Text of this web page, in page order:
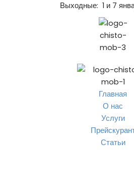
Выходные: 1 и 7
Главная
О нас
Услуги
Статьи